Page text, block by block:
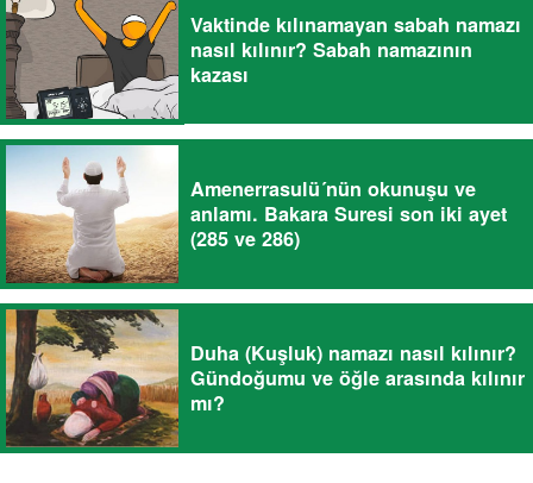
Vaktinde kılınamayan sabah namazı
nasıl kılınır? Sabah namazının
kazası
Amenerrasulü´nün okunuşu ve
anlamı. Bakara Suresi son iki ayet
(285 ve 286)
Duha (Kuşluk) namazı nasıl kılınır?
Gündoğumu ve öğle arasında kılınır
mı?